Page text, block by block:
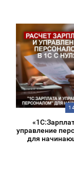
управление
для